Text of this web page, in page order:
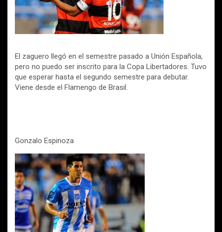
El zaguero llegó en el semestre pasado a Unión Española,
pero no puedo ser inscrito para la Copa Libertadores. Tuvo
que esperar hasta el segundo semestre para debutar.
Viene desde el Flamengo de Brasil.
Gonzalo Espinoza